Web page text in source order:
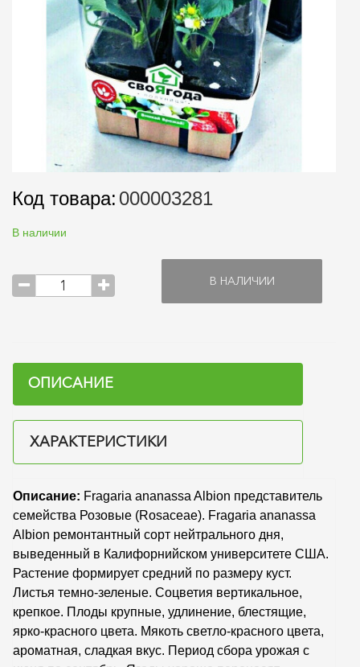
Код товара: 000003281
В наличии
В НАЛИЧИИ
ОПИСАНИЕ
ХАРАКТЕРИСТИКИ
Описание: Fragaria ananassa Albion представитель
семейства Розовые (Rosaceae). Fragaria ananassa
Albion ремонтантный сорт нейтрального дня,
выведенный в Калифорнийском университете США.
Растение формирует средний по размеру куст.
Листья темно-зеленые. Соцветия вертикальное,
крепкое. Плоды крупные, удлинение, блестящие,
ярко-красного цвета. Мякоть светло-красного цвета,
ароматная, сладкая вкус. Период сбора урожая с